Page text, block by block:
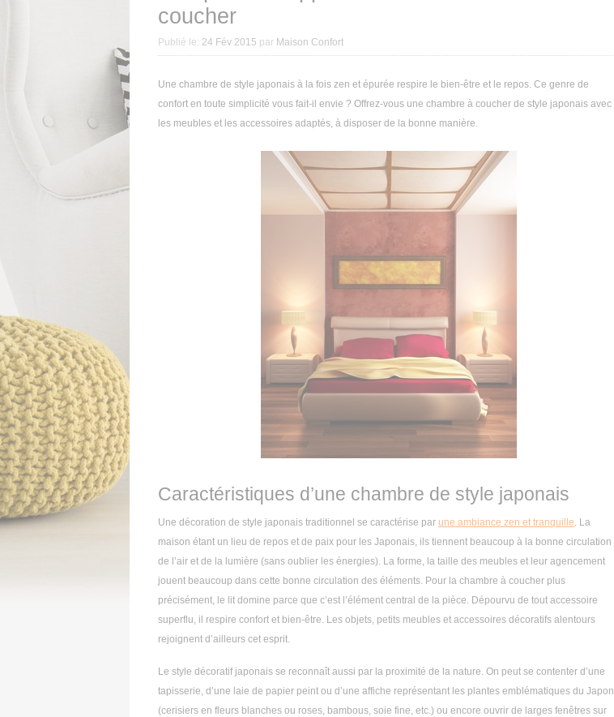
coucher
Publié le: 24 Fév 2015 par Maison Confort
Une chambre de style japonais à la fois zen et épurée respire le bien-être et le repos. Ce genre de
confort en toute simplicité vous fait-il envie ? Offrez-vous une chambre à coucher de style japonais avec
les meubles et les accessoires adaptés, à disposer de la bonne manière.
Caractéristiques d’une chambre de style japonais
Une décoration de style japonais traditionnel se caractérise par une ambiance zen et tranquille. La
maison étant un lieu de repos et de paix pour les Japonais, ils tiennent beaucoup à la bonne circulation
de l’air et de la lumière (sans oublier les énergies). La forme, la taille des meubles et leur agencement
jouent beaucoup dans cette bonne circulation des éléments. Pour la chambre à coucher plus
précisément, le lit domine parce que c’est l’élément central de la pièce. Dépourvu de tout accessoire
superflu, il respire confort et bien-être. Les objets, petits meubles et accessoires décoratifs alentours
rejoignent d’ailleurs cet esprit.
Le style décoratif japonais se reconnaît aussi par la proximité de la nature. On peut se contenter d’une
tapisserie, d’une laie de papier peint ou d’une affiche représentant les plantes emblématiques du Japon
(cerisiers en fleurs blanches ou roses, bambous, soie fine, etc.) ou encore ouvrir de larges fenêtres sur